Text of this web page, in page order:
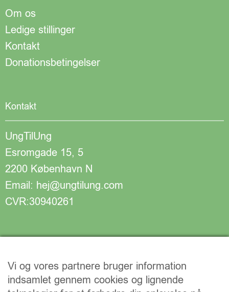
Om os
Ledige stillinger
Kontakt
Donationsbetingelser
Kontakt
UngTilUng
Esromgade 15, 5
2200 København N
Email: hej@ungtilung.com
CVR:30940261
Vi og vores partnere bruger information
indsamlet gennem cookies og lignende